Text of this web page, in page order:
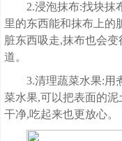
2.浸泡抹布:找块抹
里的东西能和抹布上的
脏东西吸走,抹布也会
道。
3.清理蔬菜水果:用
菜水果,可以把表面的
干净,吃起来也更放心。